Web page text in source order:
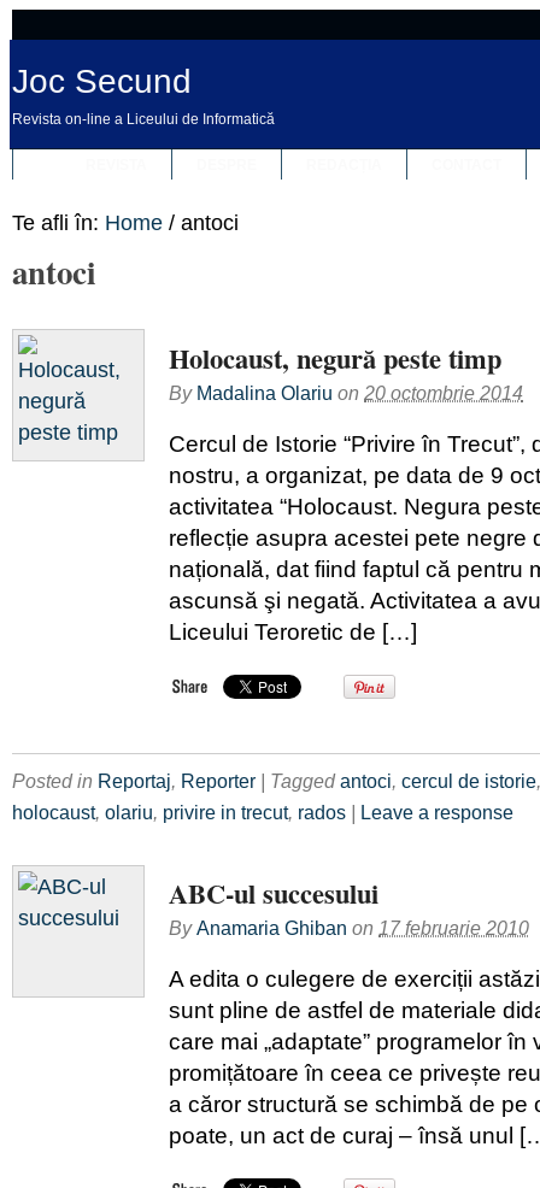
Joc Secund
Revista on-line a Liceului de Informatică
Te afli în: Home / antoci
antoci
Holocaust, negură peste timp
By Madalina Olariu on 20 octombrie 2014
Cercul de Istorie “Privire în Trecut”,
nostru, a organizat, pe data de 9
activitatea “Holocaust. Negura
reflecție asupra acestei pete negre
națională, dat fiind faptul că pentru
ascunsă şi negată. Activitatea a
Liceului Teroretic de […]
Posted in Reportaj, Reporter | Taggedantoci, cercul de istorie
holocaust, olariu, privire in trecut, rados | Leave a response
ABC-ul succesului
ByAnamaria Ghiban on 17 februarie 2010
A edita o culegere de exerciții
sunt pline de astfel de materiale
care mai „adaptate” programelor în
promițătoare în ceea ce privește
a căror structură se schimbă de pe
poate, un act de curaj – însă unul